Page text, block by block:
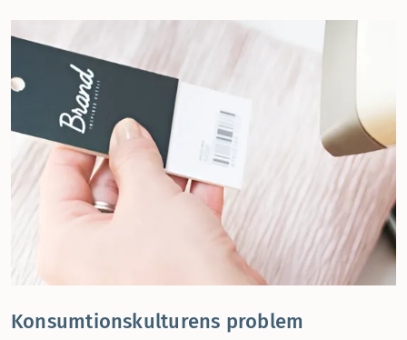
Konsumtionskulturens problem